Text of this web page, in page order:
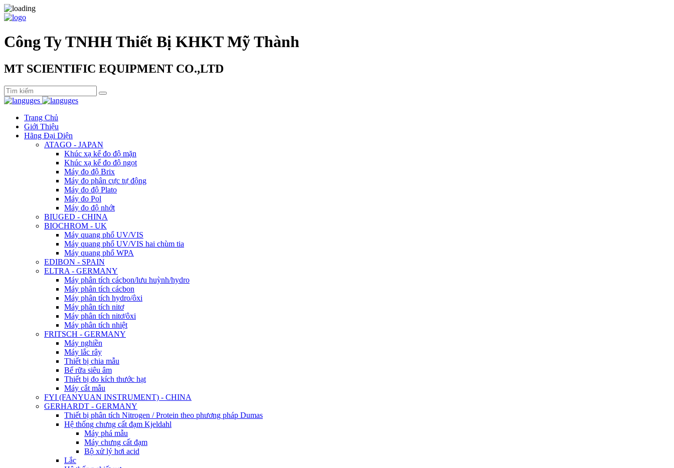
Công Ty TNHH Thiết Bị KHKT Mỹ Thành
MT SCIENTIFIC EQUIPMENT CO.,LTD
Trang Chủ
Giới Thiệu
Hãng Đại Diện
ATAGO - JAPAN
Khúc xạ kế đo độ mặn
Khúc xạ kế đo độ ngọt
Máy đo độ Brix
Máy đo phân cực tự động
Máy đo độ Plato
Máy đo Pol
Máy đo độ nhớt
BIUGED - CHINA
BIOCHROM - UK
Máy quang phổ UV/VIS
Máy quang phổ UV/VIS hai chùm tia
Máy quang phổ WPA
EDIBON - SPAIN
ELTRA - GERMANY
Máy phân tích cácbon/lưu huỳnh/hydro
Máy phân tích cácbon
Máy phân tích hydro/ôxi
Máy phân tích nitơ
Máy phân tích nitơ/ôxi
Máy phân tích nhiệt
FRITSCH - GERMANY
Máy nghiền
Máy lắc rây
Thiết bị chia mẫu
Bể rữa siêu âm
Thiết bị đo kích thước hạt
Máy cắt mẫu
FYI (FANYUAN INSTRUMENT) - CHINA
GERHARDT - GERMANY
Thiết bị phân tích Nitrogen / Protein theo phương pháp Dumas
Hệ thống chưng cất đạm Kjeldahl
Máy phá mẫu
Máy chưng cất đạm
Bộ xử lý hơi acid
Lắc